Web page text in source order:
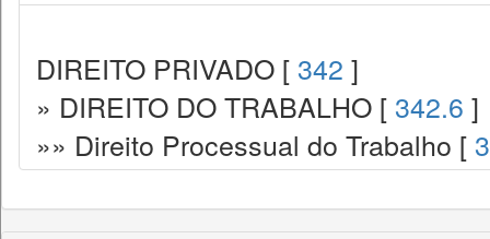
DIREITO PRIVADO [ 342 ]
» DIREITO DO TRABALHO [ 342.6 ]
»» Direito Processual do Trabalho [